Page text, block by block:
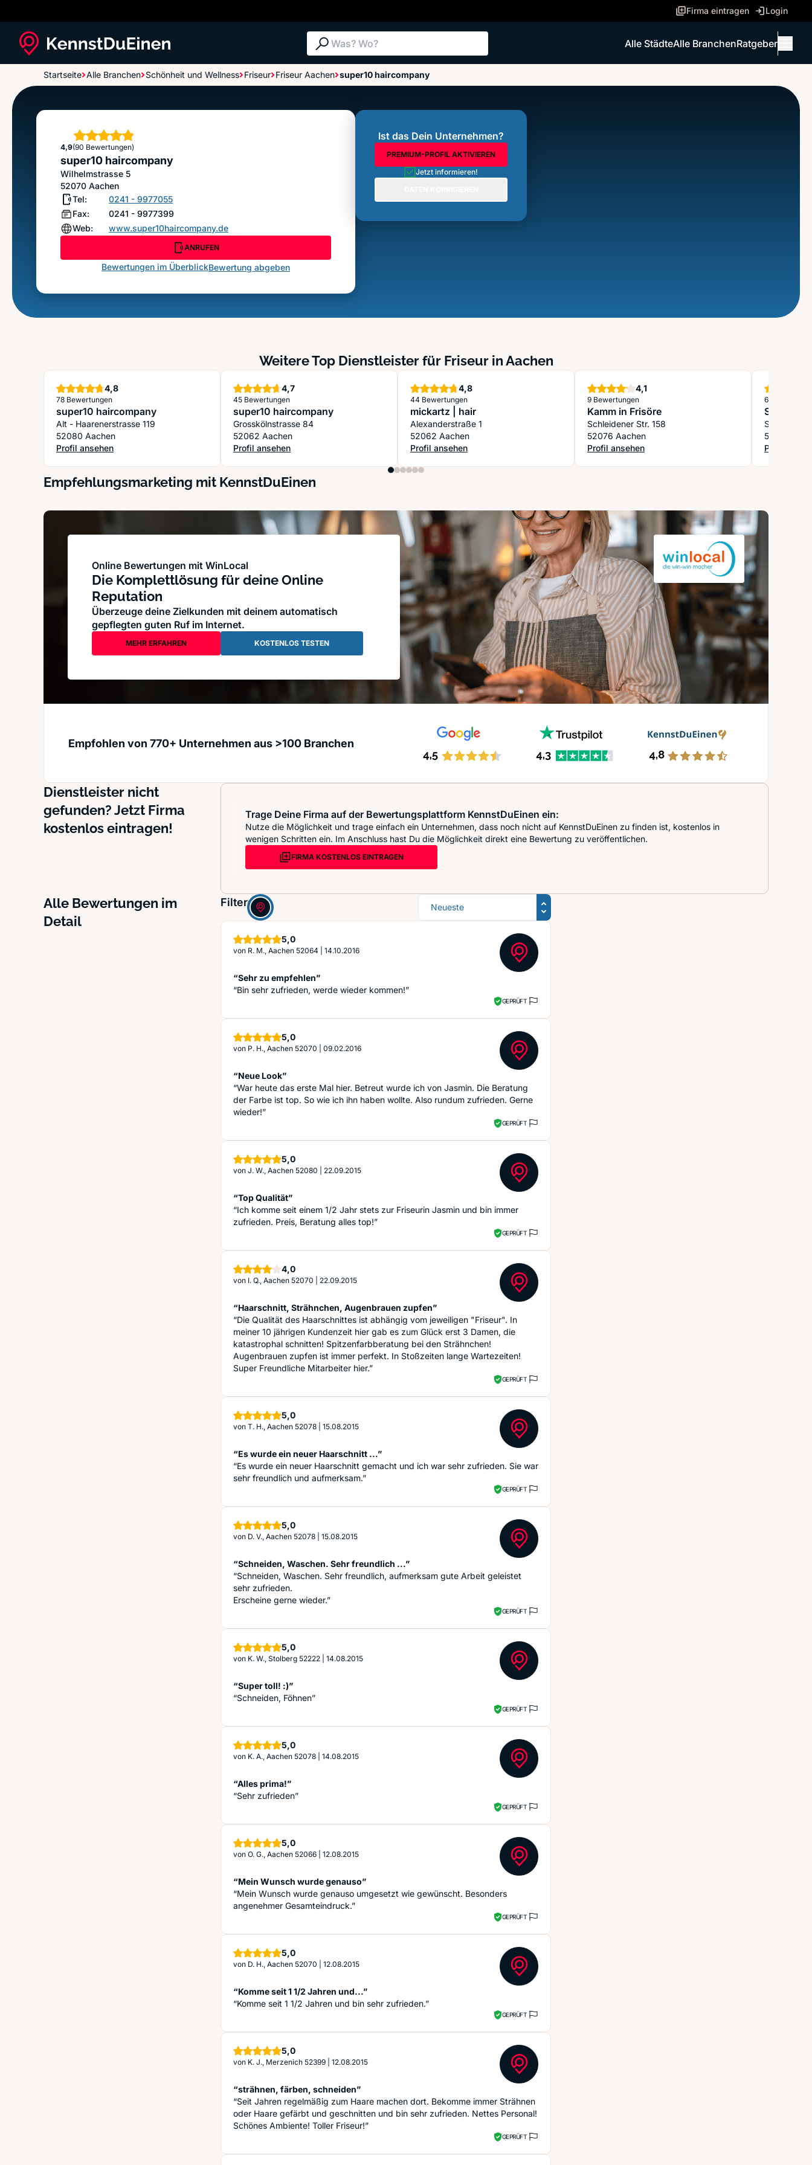
Firma eintragen Login
Suche: Was? Wo?
Alle StädteAlle BranchenRatgeber
Startseite Alle Branchen Schönheit und Wellness Friseur Friseur Aachen super10 haircompany
super10 haircompany
4,9
Sterne
(90 Bewertungen)
super10 haircompany
Wilhelmstrasse 5
52070 Aachen
Tel:
0241 - 9977055
Fax:
0241 - 9977399
Web:
www.super10haircompany.de
ANRUFEN
Bewertungen im ÜberblickBewertung abgeben
Ist das Dein Unternehmen?
PREMIUM-PROFIL AKTIVIEREN
Jetzt informieren!
Weitere Top Dienstleister für Friseur in Aachen
4,8Sterne
78 Bewertungen
super10 haircompany
Alt - Haarenerstrasse 119
52080 Aachen
Profil ansehen
: super10 haircompany
4,7Sterne
45 Bewertungen
super10 haircompany
Grosskölnstrasse 84
52062 Aachen
Profil ansehen
: super10 haircompany
4,8Sterne
44 Bewertungen
mickartz | hair
Alexanderstraße 1
52062 Aachen
Profil ansehen
: mickartz | hair
4,1Sterne
9 Bewertungen
Kamm in Frisöre
Schleidener Str. 158
52076 Aachen
Profil ansehen
: Kamm in Frisöre
6
Stephis
Seilgraben
52062
Profil
: Stephis
Empfehlungsmarketing mit KennstDuEinen
Online Bewertungen mit WinLocal
Die Komplettlösung für deine Online
Reputation
Überzeuge deine Zielkunden mit deinem automatisch
gepflegten guten Ruf im Internet.
MEHR ERFAHREN KOSTENLOS TESTEN
Empfohlen von 770+ Unternehmen aus >100 Branchen
Dienstleister nicht
gefunden? Jetzt Firma
kostenlos eintragen!
Trage Deine Firma auf der Bewertungsplattform KennstDuEinen ein:
Nutze die Möglichkeit und trage einfach ein Unternehmen, dass noch nicht auf KennstDuEinen zu finden ist, kostenlos in
wenigen Schritten ein. Im Anschluss hast Du die Möglichkeit direkt eine Bewertung zu veröffentlichen.
FIRMA KOSTENLOS EINTRAGEN
Alle Bewertungen im
Detail
Filter: Sortierung
5,0Sterne
von R. M., Aachen 52064 14.10.2016
“Sehr zu empfehlen”
“Bin sehr zufrieden, werde wieder kommen!”
GEPRÜFT
5,0Sterne
von P. H., Aachen 52070 09.02.2016
“Neue Look”
“War heute das erste Mal hier. Betreut wurde ich von Jasmin. Die Beratung
der Farbe ist top. So wie ich ihn haben wollte. Also rundum zufrieden. Gerne
wieder!”
GEPRÜFT
5,0Sterne
von J. W., Aachen 52080 22.09.2015
“Top Qualität”
“Ich komme seit einem 1/2 Jahr stets zur Friseurin Jasmin und bin immer
zufrieden. Preis, Beratung alles top!”
GEPRÜFT
4,0Sterne
von I. Q., Aachen 52070 22.09.2015
“Haarschnitt, Strähnchen, Augenbrauen zupfen”
“Die Qualität des Haarschnittes ist abhängig vom jeweiligen "Friseur". In
meiner 10 jährigen Kundenzeit hier gab es zum Glück erst 3 Damen, die
katastrophal schnitten! Spitzenfarbberatung bei den Strähnchen!
Augenbrauen zupfen ist immer perfekt. In Stoßzeiten lange Wartezeiten!
Super Freundliche Mitarbeiter hier.”
GEPRÜFT
5,0Sterne
von T. H., Aachen 52078 15.08.2015
“Es wurde ein neuer Haarschnitt ...”
“Es wurde ein neuer Haarschnitt gemacht und ich war sehr zufrieden. Sie war
sehr freundlich und aufmerksam.”
GEPRÜFT
5,0Sterne
von D. V., Aachen 52078 15.08.2015
“Schneiden, Waschen. Sehr freundlich ...”
“Schneiden, Waschen. Sehr freundlich, aufmerksam gute Arbeit geleistet
sehr zufrieden.
Erscheine gerne wieder.”
GEPRÜFT
5,0Sterne
von K. W., Stolberg 52222 14.08.2015
“Super toll! :)”
“Schneiden, Föhnen”
GEPRÜFT
5,0Sterne
von K. A., Aachen 52078 14.08.2015
“Alles prima!”
“Sehr zufrieden”
GEPRÜFT
5,0Sterne
von O. G., Aachen 52066 12.08.2015
“Mein Wunsch wurde genauso”
“Mein Wunsch wurde genauso umgesetzt wie gewünscht. Besonders
angenehmer Gesamteindruck.”
GEPRÜFT
5,0Sterne
von D. H., Aachen 52070 12.08.2015
“Komme seit 1 1/2 Jahren und...”
“Komme seit 1 1/2 Jahren und bin sehr zufrieden.”
GEPRÜFT
5,0Sterne
von K. J., Merzenich 52399 12.08.2015
“strähnen, färben, schneiden”
“Seit Jahren regelmäßig zum Haare machen dort. Bekomme immer Strähnen
oder Haare gefärbt und geschnitten und bin sehr zufrieden. Nettes Personal!
Schönes Ambiente! Toller Friseur!”
GEPRÜFT